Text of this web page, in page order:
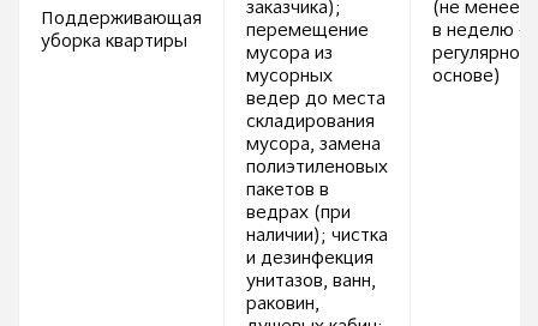
Поддерживающая
уборка квартиры
заказчика);
перемещение
мусора из
мусорных
ведер до места
складирования
мусора, замена
полиэтиленовых
пакетов в
ведрах (при
наличии); чистка
и дезинфекция
унитазов, ванн,
раковин,
(не менее 1
в неделю -
регулярной
основе)